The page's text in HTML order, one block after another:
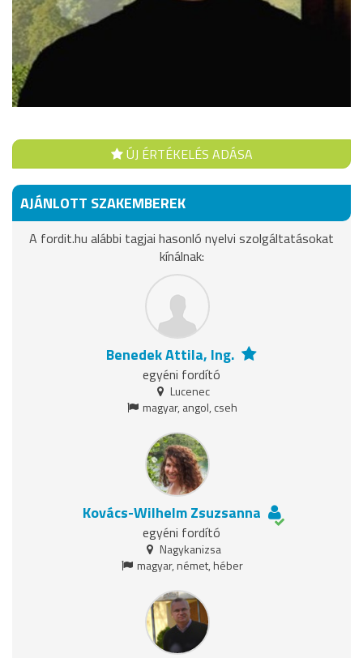
ÚJ ÉRTÉKELÉS ADÁSA
AJÁNLOTT SZAKEMBEREK
A fordit.hu alábbi tagjai hasonló nyelvi szolgáltatásokat
kínálnak:
Benedek Attila, Ing.
egyéni fordító
Lucenec
magyar, angol, cseh
Kovács-Wilhelm Zsuzsanna
egyéni fordító
Nagykanizsa
magyar, német, héber